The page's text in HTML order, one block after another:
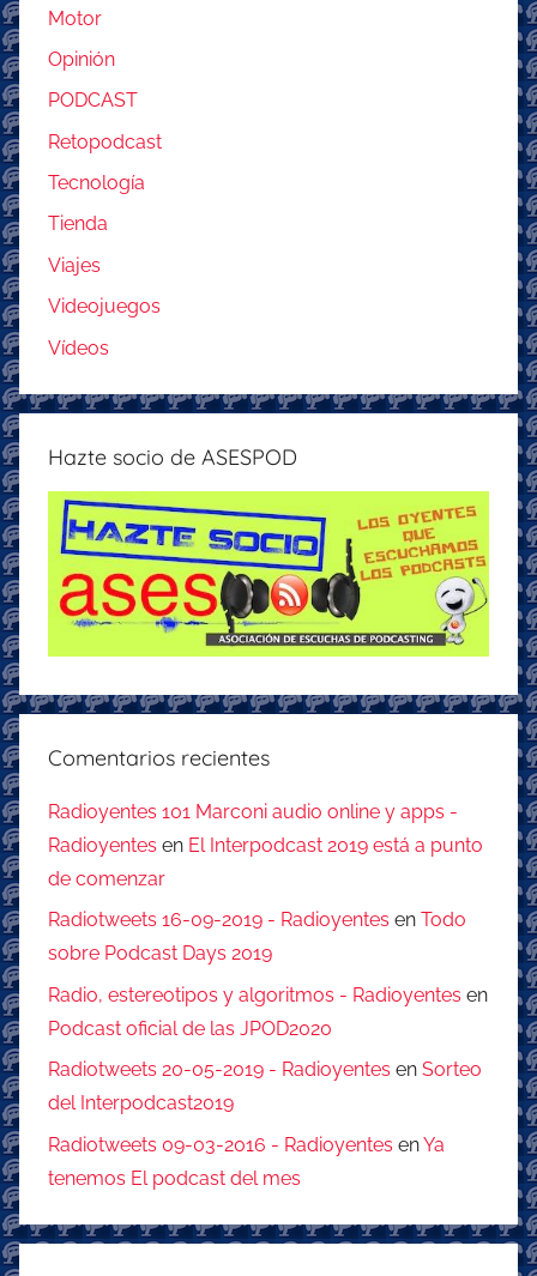
Motor
Opinión
PODCAST
Retopodcast
Tecnología
Tienda
Viajes
Videojuegos
Vídeos
Hazte socio de ASESPOD
Comentarios recientes
Radioyentes 101 Marconi audio online y apps -
Radioyentes en El Interpodcast 2019 está a punto
de comenzar
Radiotweets 16-09-2019 - Radioyentes en Todo
sobre Podcast Days 2019
Radio, estereotipos y algoritmos - Radioyentes en
Podcast oficial de las JPOD2020
Radiotweets 20-05-2019 - Radioyentes en Sorteo
del Interpodcast2019
Radiotweets 09-03-2016 - Radioyentes enYa
tenemos El podcast del mes